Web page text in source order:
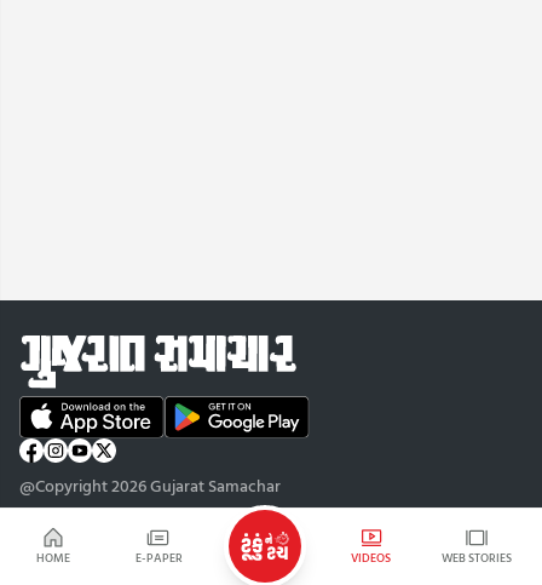
HOME E-PAPER VIDEOS WEB STORIES
@Copyright 2026 Gujarat Samachar